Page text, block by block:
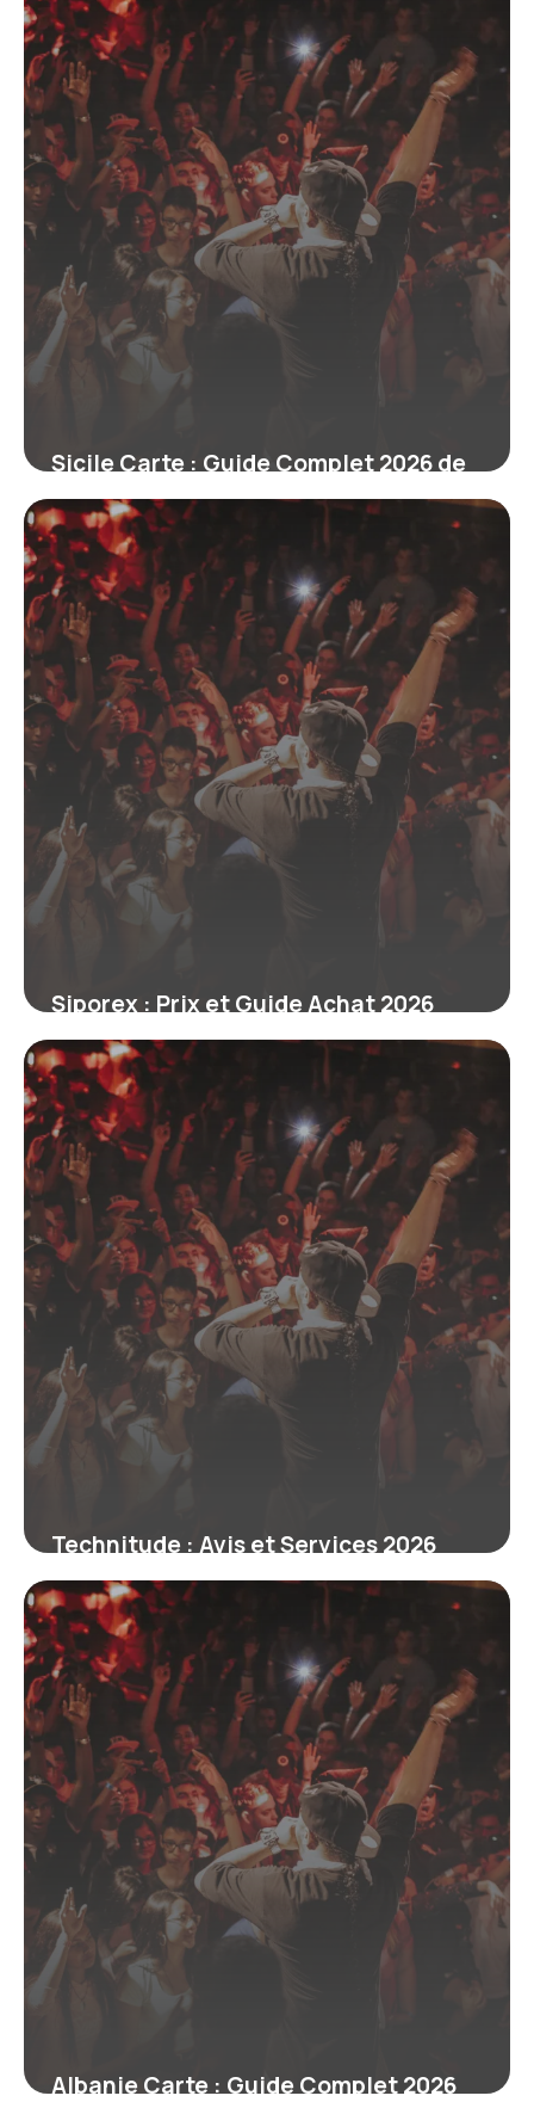
Sicile Carte : Guide Complet 2026 de
l’Île
10 juillet 2026
Siporex : Prix et Guide Achat 2026
9 juillet 2026
Technitude : Avis et Services 2026
8 juillet 2026
Albanie Carte : Guide Complet 2026